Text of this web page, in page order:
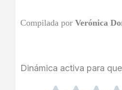
Compilada por Verónica
Dinámica activa para